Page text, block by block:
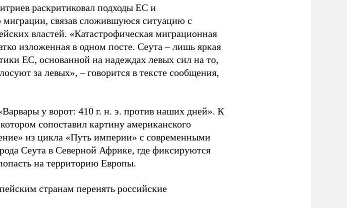
раскритиковал подходы ЕС и
связав сложившуюся ситуацию с
властей. «Катастрофическая миграционная
изложенная в одном посте. Сеута – лишь яркая
ЕС, основанной на надеждах левых сил на то,
за левых», – говорится в тексте сообщения,
у ворот: 410 г. н. э. против наших дней». К
сопоставил картину американского
из цикла «Путь империи» с современными
Сеута в Северной Африке, где фиксируются
на территорию Европы.
странам перенять российские